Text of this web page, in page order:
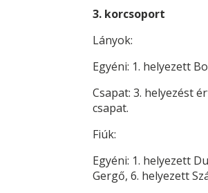
3. korcsoport
Lányok:
Egyéni: 1. helyezett
Csapat: 3. helyezést
csapat.
Fiúk:
Egyéni: 1. helyezett
Gergő, 6. helyezett